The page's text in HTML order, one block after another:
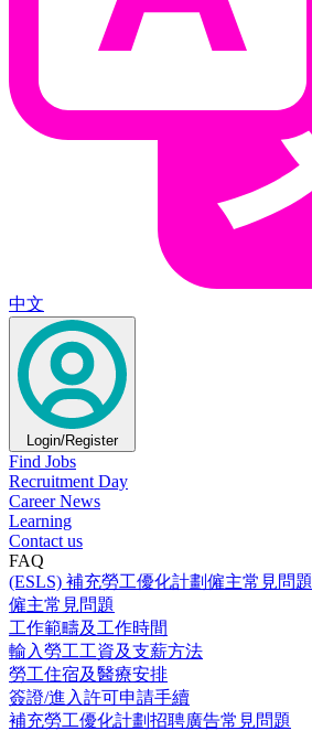
中文
Login/Register
Find Jobs
Recruitment Day
Career News
Learning
Contact us
FAQ
(ESLS) 補充勞工優化計劃僱主常見問題
僱主常見問題
工作範疇及工作時間
輸入勞工工資及支薪方法
勞工住宿及醫療安排
簽證/進入許可申請手續
補充勞工優化計劃招聘廣告常見問題